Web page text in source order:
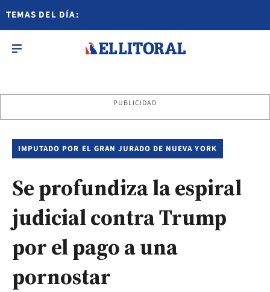
TEMAS DEL DÍA:
PUBLICIDAD
IMPUTADO POR EL GRAN JURADO DE NUEVA YORK
Se profundiza la espiral
judicial contra Trump
por el pago a una
pornostar